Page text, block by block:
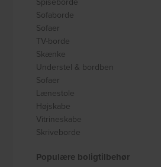
Sofaborde
Sofaer
TV-borde
Skænke
Understel & bordben
Sofaer
Lænestole
Højskabe
Vitrineskabe
Skriveborde
Populære boligtilbehør